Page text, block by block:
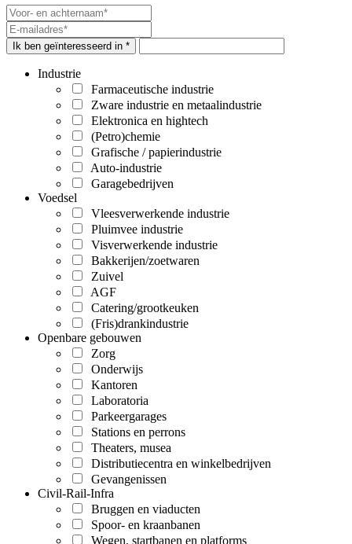
Ik ben geïnteresseerd in *
Industrie
Farmaceutische industrie
Zware industrie en metaalindustrie
Elektronica en hightech
(Petro)chemie
Grafische / papierindustrie
Auto-industrie
Garagebedrijven
Voedsel
Vleesverwerkende industrie
Pluimvee industrie
Visverwerkende industrie
Bakkerijen/zoetwaren
Zuivel
AGF
Catering/grootkeuken
(Fris)drankindustrie
Openbare gebouwen
Zorg
Onderwijs
Kantoren
Laboratoria
Parkeergarages
Stations en perrons
Theaters, musea
Distributiecentra en winkelbedrijven
Gevangenissen
Civil-Rail-Infra
Bruggen en viaducten
Spoor- en kraanbanen
Wegen, startbanen en platforms